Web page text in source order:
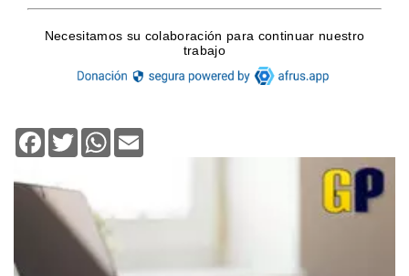
Facebook
TwitterWhatsApp